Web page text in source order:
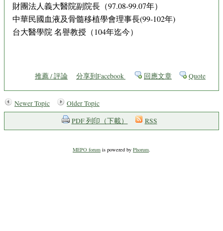
財團法人義大醫院副院長（97.08-99.07年）
中華民國血液及骨髓移植學會理事長(99-102年)
台大醫學院 名譽教授（104年迄今）
推薦 / 評論 分享到Facebook 回應文章 Quote
Newer Topic
Older Topic
PDF 列印（下載）
RSS
MEPO forum is powered by Phorum